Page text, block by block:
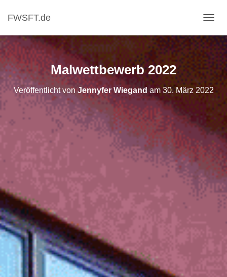
FWSFT.de
Malwettbewerb 2022
Veröffentlicht vonJennyfer Wiegand am 30. März 2022